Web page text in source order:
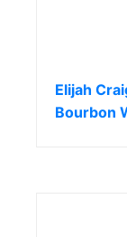
Elijah
Bourbon